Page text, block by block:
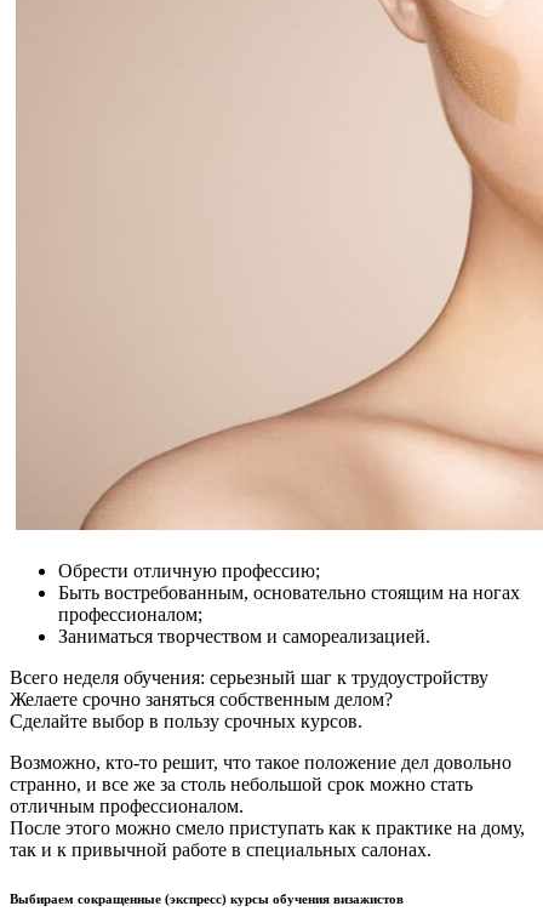
Обрести отличную профессию;
Быть востребованным, основательно стоящим на ногах
профессионалом;
Заниматься творчеством и самореализацией.
Всего неделя обучения: серьезный шаг к трудоустройству
Желаете срочно заняться собственным делом?
Сделайте выбор в пользу срочных курсов.
Возможно, кто-то решит, что такое положение дел довольно
странно, и все же за столь небольшой срок можно стать
отличным профессионалом.
После этого можно смело приступать как к практике на дому,
так и к привычной работе в специальных салонах.
Выбираем сокращенные (экспресс) курсы обучения визажистов